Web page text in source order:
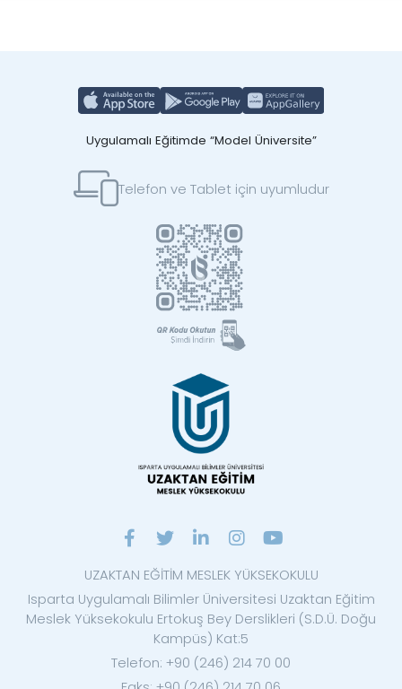
Uygulamalı Eğitimde “Model Üniversite”
Telefon ve Tablet için uyumludur
UZAKTAN EĞİTİM MESLEK YÜKSEKOKULU
Isparta Uygulamalı Bilimler Üniversitesi Uzaktan Eğitim
Meslek Yüksekokulu Ertokuş Bey Derslikleri (S.D.Ü. Doğu
Kampüs) Kat:5
Telefon: +90 (246) 214 70 00